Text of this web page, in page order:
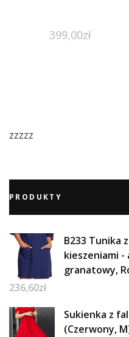
399,00zł
zzzzz
PRODUKTY
B233 Tunika
kieszeniami
granatowy,
236,60zł
Sukienka z
(Czerwony,